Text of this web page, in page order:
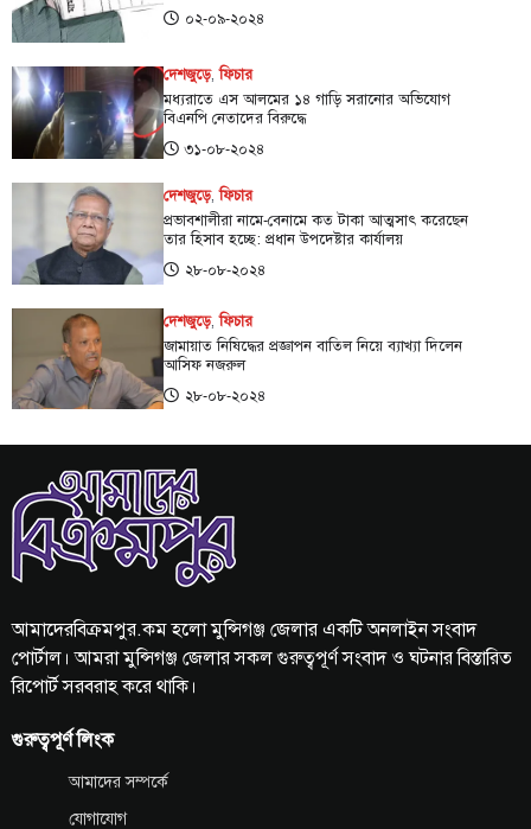
০২-০৯-২০২৪
দেশজুড়ে,ফিচার
মধ্যরাতে এস আলমের ১৪ গাড়ি সরানোর অভিযোগ
বিএনপি নেতাদের বিরুদ্ধে
৩১-০৮-২০২৪
দেশজুড়ে,ফিচার
প্রভাবশালীরা নামে-বেনামে কত টাকা আত্মসাৎ করেছেন
তার হিসাব হচ্ছে: প্রধান উপদেষ্টার কার্যালয়
২৮-০৮-২০২৪
দেশজুড়ে,ফিচার
জামায়াত নিষিদ্ধের প্রজ্ঞাপন বাতিল নিয়ে ব্যাখ্যা দিলেন
আসিফ নজরুল
২৮-০৮-২০২৪
আমাদেরবিক্রমপুর.কম হলো মুন্সিগঞ্জ জেলার একটি অনলাইন সংবাদ
পোর্টাল। আমরা মুন্সিগঞ্জ জেলার সকল গুরুত্বপূর্ণ সংবাদ ও ঘটনার বিস্তারিত
রিপোর্ট সরবরাহ করে থাকি।
গুরুত্বপূর্ণ লিংক
আমাদের সম্পর্কে
যোগাযোগ